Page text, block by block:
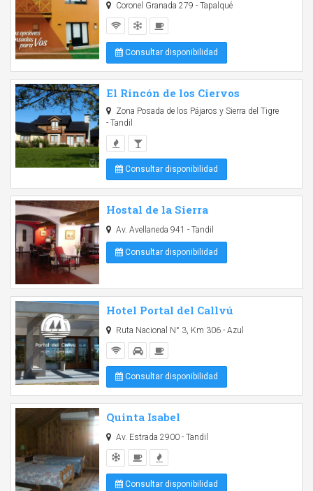
Coronel Granada 279 - Tapalqué
Consultar disponibilidad
El Rincón de los Ciervos
Zona Posada de los Pájaros y Sierra del Tigre
- Tandil
Consultar disponibilidad
Hostal de la Sierra
Av. Avellaneda 941 - Tandil
Consultar disponibilidad
Hotel Portal del Callvú
Ruta Nacional N° 3, Km 306 - Azul
Consultar disponibilidad
Quinta Isabel
Av. Estrada 2900 - Tandil
Consultar disponibilidad